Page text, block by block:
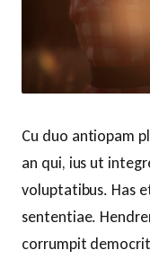
Cu duo antiopam
an qui, ius ut
voluptatibus. Has
sententiae.
corrumpit